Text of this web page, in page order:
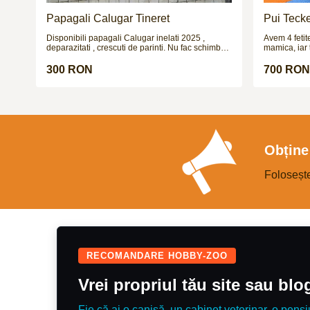
Papagali Calugar Tineret
Disponibili papagali Calugar inelati 2025 ,
deparazitati , crescuti de parinti. Nu fac schimburi
300 RON
Pui
Avem 4 fetite
mamica, iar
urmeaza sa
700 RON
RECOMANDARE HOBBY-ZOO
Vrei propriul tău site sau